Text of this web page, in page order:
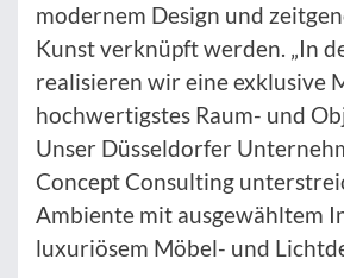
modernem Design und
Kunst verknüpft werden. „In
realisieren wir eine exklusive
hochwertigstes Raum- und
Unser Düsseldorfer
Concept Consulting
Ambiente mit ausgewähltem
luxuriösem Möbel- und